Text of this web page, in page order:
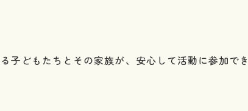
子どもたちとその家族が、安心して活動に参加でき